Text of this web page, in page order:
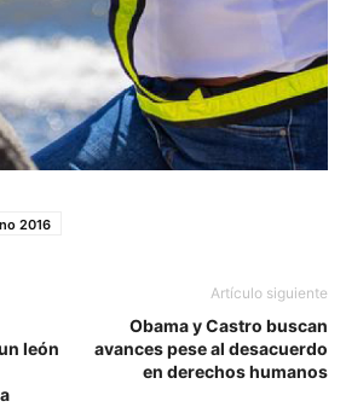
2016
león
Artículo siguiente
Obama y Castro buscan
avances pese al desacuerdo
en derechos humanos